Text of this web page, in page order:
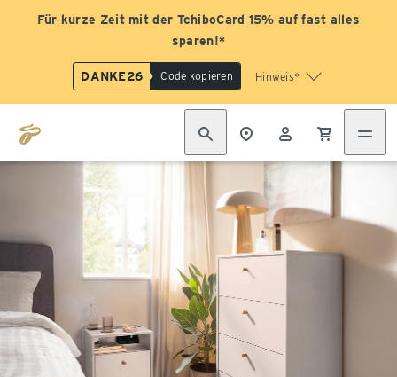
Für kurze Zeit mit der TchiboCard 15% auf fast alles
sparen!*
DANKE26 Code kopieren Hinweis*